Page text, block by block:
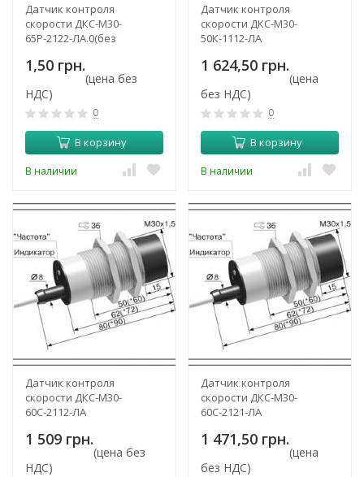
Датчик контроля
скорости ДКС-М30-
65Р-2122-ЛА.0(без
1,50 грн.
(цена без
НДС)
0
В корзину
В наличии
Датчик контроля
скорости ДКС-М30-
50К-1112-ЛА
1 624,50 грн.
(цена
без НДС)
0
В корзину
В наличии
Датчик контроля
скорости ДКС-М30-
60С-2112-ЛА
1 509 грн.
(цена без
НДС)
Датчик контроля
скорости ДКС-М30-
60С-2121-ЛА
1 471,50 грн.
(цена
без НДС)